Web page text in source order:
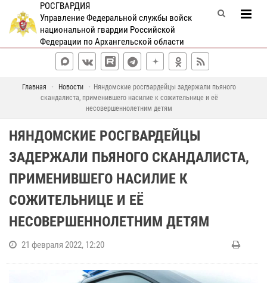
РОСГВАРДИЯ
Управление Федеральной службы войск
национальной гвардии Российской
Федерации по Архангельской области
Главная Новости
Няндомские росгвардейцы задержали пьяного
скандалиста, применившего насилие к сожительнице и её
несовершеннолетним детям
НЯНДОМСКИЕ РОСГВАРДЕЙЦЫ
ЗАДЕРЖАЛИ ПЬЯНОГО СКАНДАЛИСТА,
ПРИМЕНИВШЕГО НАСИЛИЕ К
СОЖИТЕЛЬНИЦЕ И ЕЁ
НЕСОВЕРШЕННОЛЕТНИМ ДЕТЯМ
21 февраля 2022, 12:20